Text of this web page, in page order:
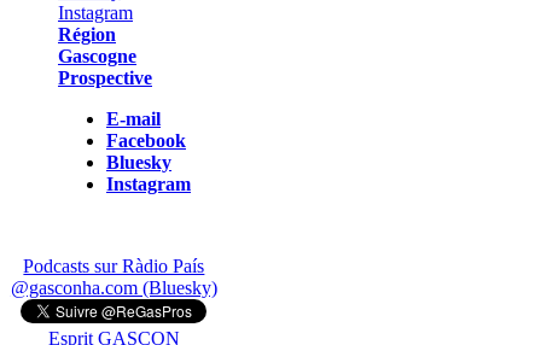
Région
Gascogne
Prospective
E-mail
Facebook
Bluesky
Instagram
Podcasts sur Ràdio País
@gasconha.com (Bluesky)
Esprit GASCON